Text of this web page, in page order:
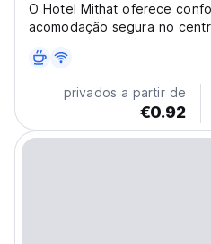
O Hotel Mithat oferece
acomodação segura no
privados a partir de
€0.92